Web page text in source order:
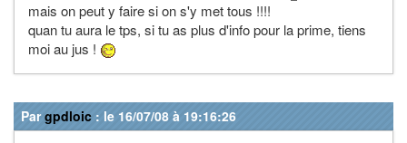
mais on peut y faire si on s'y met tous !!!!
quan tu aura le tps, si tu as plus d'info pour la prime, tiens
moi au jus !
Pargpdloic : le 16/07/08 à 19:16:26